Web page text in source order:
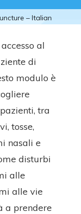
– Italian
al
di
modulo è
tra
tosse,
nasali e
disturbi
alle
alle vie
a prendere